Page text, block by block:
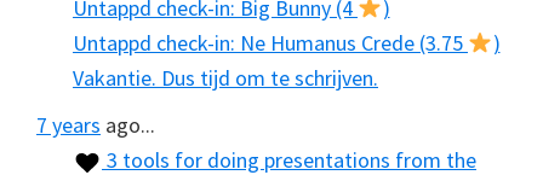
Untappd check-in: Big Bunny (4
)
Untappd check-in: Ne Humanus Crede (3.75
)
Vakantie. Dus tijd om te schrijven.
7 years ago...
3 tools for doing presentations from the